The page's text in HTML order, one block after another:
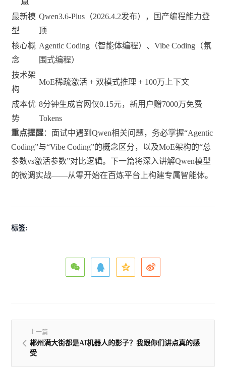
最新模
型
Qwen3.6-Plus（2026.4.2发布），国产编程能力登
顶
核心概
念
Agentic Coding（智能体编程）、Vibe Coding（氛
围式编程）
技术架
构
MoE稀疏激活 + 双模式推理 + 100万上下文
成本优
势
8分钟生成官网仅0.15元，新用户赠7000万免费
Tokens
重点提醒：面试中遇到Qwen相关问题，务必掌握“Agentic
Coding”与“Vibe Coding”的概念区分，以及MoE架构的“总
参数vs激活参数”对比逻辑。下一篇将深入讲解Qwen模型
的微调实战——从零开始在百炼平台上构建专属智能体。
标签:
上一篇
郴州满大街都是AI机器人的影子？我跟你们讲点真的感
受